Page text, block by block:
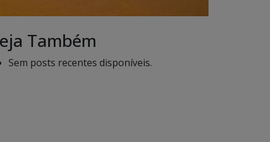
Também
Sem posts recentes disponíveis.